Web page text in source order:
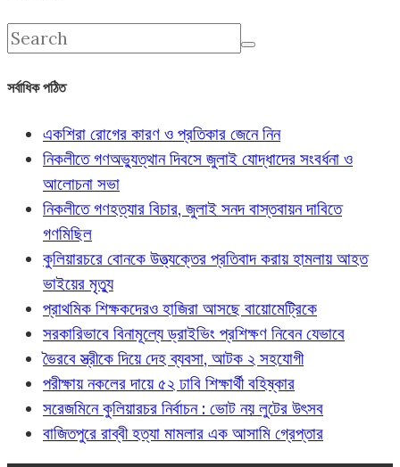
সর্বাধিক পঠিত
একশিরা রোগের কারণ ও প্রতিকার জেনে নিন
নিকলীতে গণঅভ্যুত্থান দিবসে জুলাই যোদ্ধাদের সংবর্ধনা ও
আলোচনা সভা
নিকলীতে গণহত্যার বিচার, জুলাই সনদ বাস্তবায়ন দাবিতে
গণমিছিল
কুলিয়ারচরে বোনকে উত্ত্যক্তের প্রতিবাদ করায় হামলায় আহত
ভাইয়ের মৃত্যু
প্রাথমিক শিক্ষকদেরও হাজিরা আসছে বায়োমেট্রিকে
সরকারিভাবে বিনামূল্যে ড্রাইভিং প্রশিক্ষণ নিবেন যেভাবে
ভৈরবে স্ত্রীকে দিয়ে দেহ ব্যবসা, আটক ২ সহযোগী
পরীক্ষায় নকলের দায়ে ৫২ ঢাবি শিক্ষার্থী বহিষ্কার
সরেজমিনে কুলিয়ারচর নির্বাচন : ভোট নয় লুটের উৎসব
বাজিতপুরে রাব্বী হত্যা মামলার এক আসামি গ্রেপ্তার